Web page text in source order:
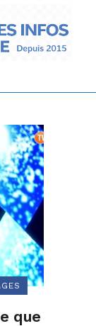
que